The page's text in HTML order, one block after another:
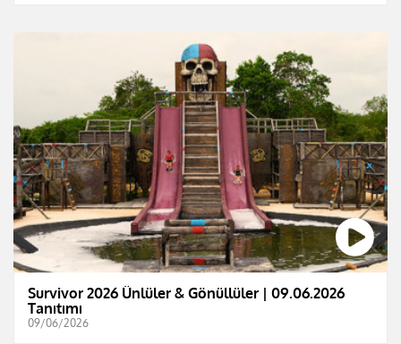
Survivor 2026 Ünlüler & Gönüllüler | 09.06.2026
Tanıtımı
09/06/2026